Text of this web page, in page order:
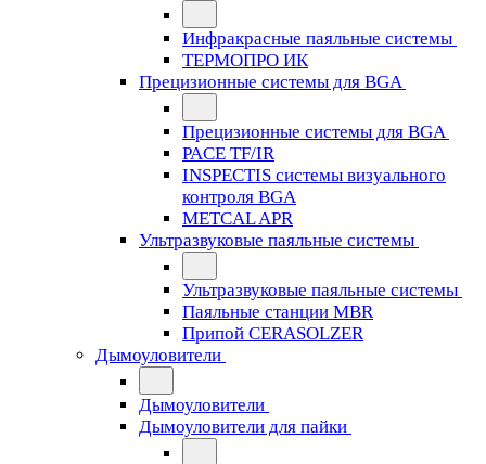
Инфракрасные паяльные системы
ТЕРМОПРО ИК
Прецизионные системы для BGA
Прецизионные системы для BGA
PACE TF/IR
INSPECTIS системы визуального
контроля BGA
METCAL APR
Ультразвуковые паяльные системы
Ультразвуковые паяльные системы
Паяльные станции MBR
Припой CERASOLZER
Дымоуловители
Дымоуловители
Дымоуловители для пайки